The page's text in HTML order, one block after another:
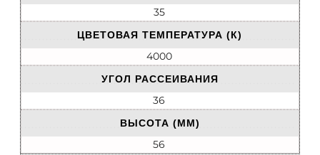
35
ЦВЕТОВАЯ ТЕМПЕРАТУРА (К)
4000
УГОЛ РАССЕИВАНИЯ
36
ВЫСОТА (ММ)
56